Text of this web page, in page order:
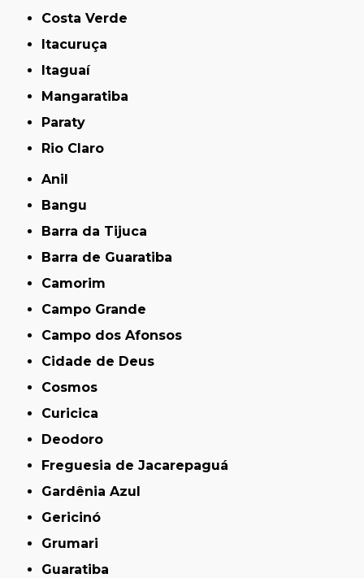
Costa Verde
Itacuruça
Itaguaí
Mangaratiba
Paraty
Rio Claro
Anil
Bangu
Barra da Tijuca
Barra de Guaratiba
Camorim
Campo Grande
Campo dos Afonsos
Cidade de Deus
Cosmos
Curicica
Deodoro
Freguesia de Jacarepaguá
Gardênia Azul
Gericinó
Grumari
Guaratiba